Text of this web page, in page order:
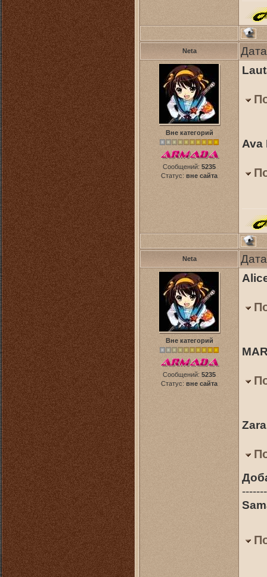
Neta
Вне категорий
Сообщений: 5235
Статус: вне сайта
Ava
Neta
Вне категорий
Сообщений: 5235
Статус: вне сайта